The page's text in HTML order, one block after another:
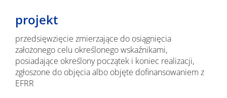
projekt
przedsięwzięcie zmierzające do osiągnięcia
założonego celu określonego wskaźnikami,
posiadające określony początek i koniec realizacji,
zgłoszone do objęcia albo objęte dofinansowaniem z
EFRR